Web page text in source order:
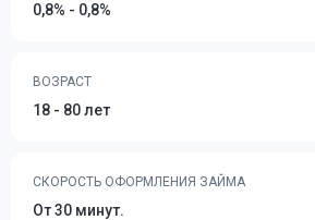
0,8% - 0,8%
ВОЗРАСТ
18 - 80 лет
СКОРОСТЬ ОФОРМЛЕНИЯ ЗАЙМА
От 30 минут.